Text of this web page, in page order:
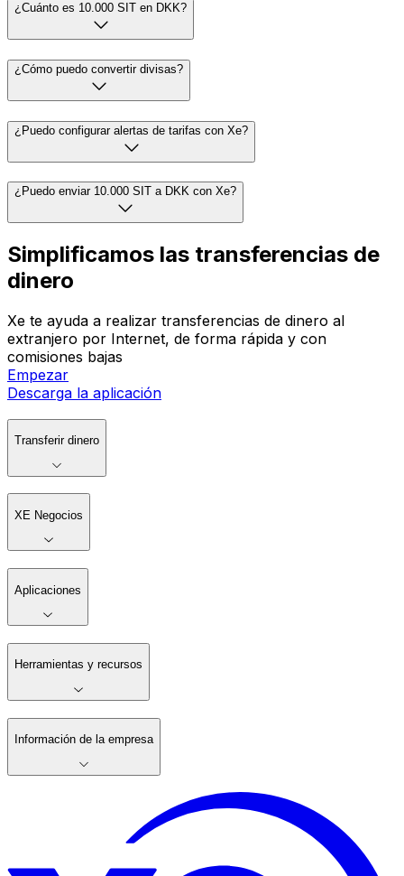
¿Cuánto es 10.000 SIT en DKK?
¿Cómo puedo convertir divisas?
¿Puedo configurar alertas de tarifas con Xe?
¿Puedo enviar 10.000 SIT a DKK con Xe?
Simplificamos las transferencias de
dinero
Xe te ayuda a realizar transferencias de dinero al
extranjero por Internet, de forma rápida y con
comisiones bajas
Empezar
Descarga la aplicación
Transferir dinero
XE Negocios
Aplicaciones
Herramientas y recursos
Información de la empresa